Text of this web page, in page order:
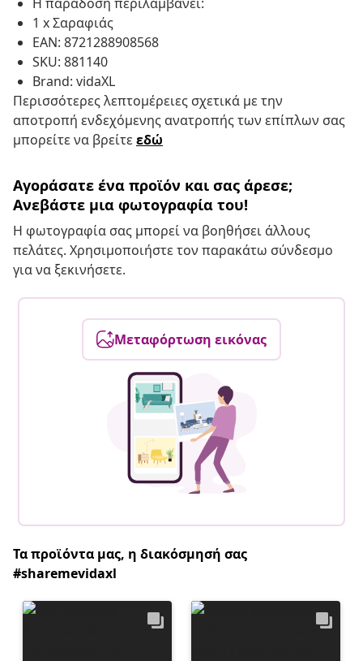
1 x Σαραφιάς
EAN: 8721288908568
SKU: 881140
Brand: vidaXL
Περισσότερες λεπτομέρειες σχετικά με την
αποτροπή ενδεχόμενης ανατροπής των επίπλων σας
μπορείτε να βρείτεεδώ
Αγοράσατε ένα προϊόν και σας άρεσε;
Ανεβάστε μια φωτογραφία του!
Η φωτογραφία σας μπορεί να βοηθήσει άλλους
πελάτες. Χρησιμοποιήστε τον παρακάτω σύνδεσμο
για να ξεκινήσετε.
Μεταφόρτωση εικόνας
Τα προϊόντα μας, η διακόσμησή σας
#sharemevidaxl